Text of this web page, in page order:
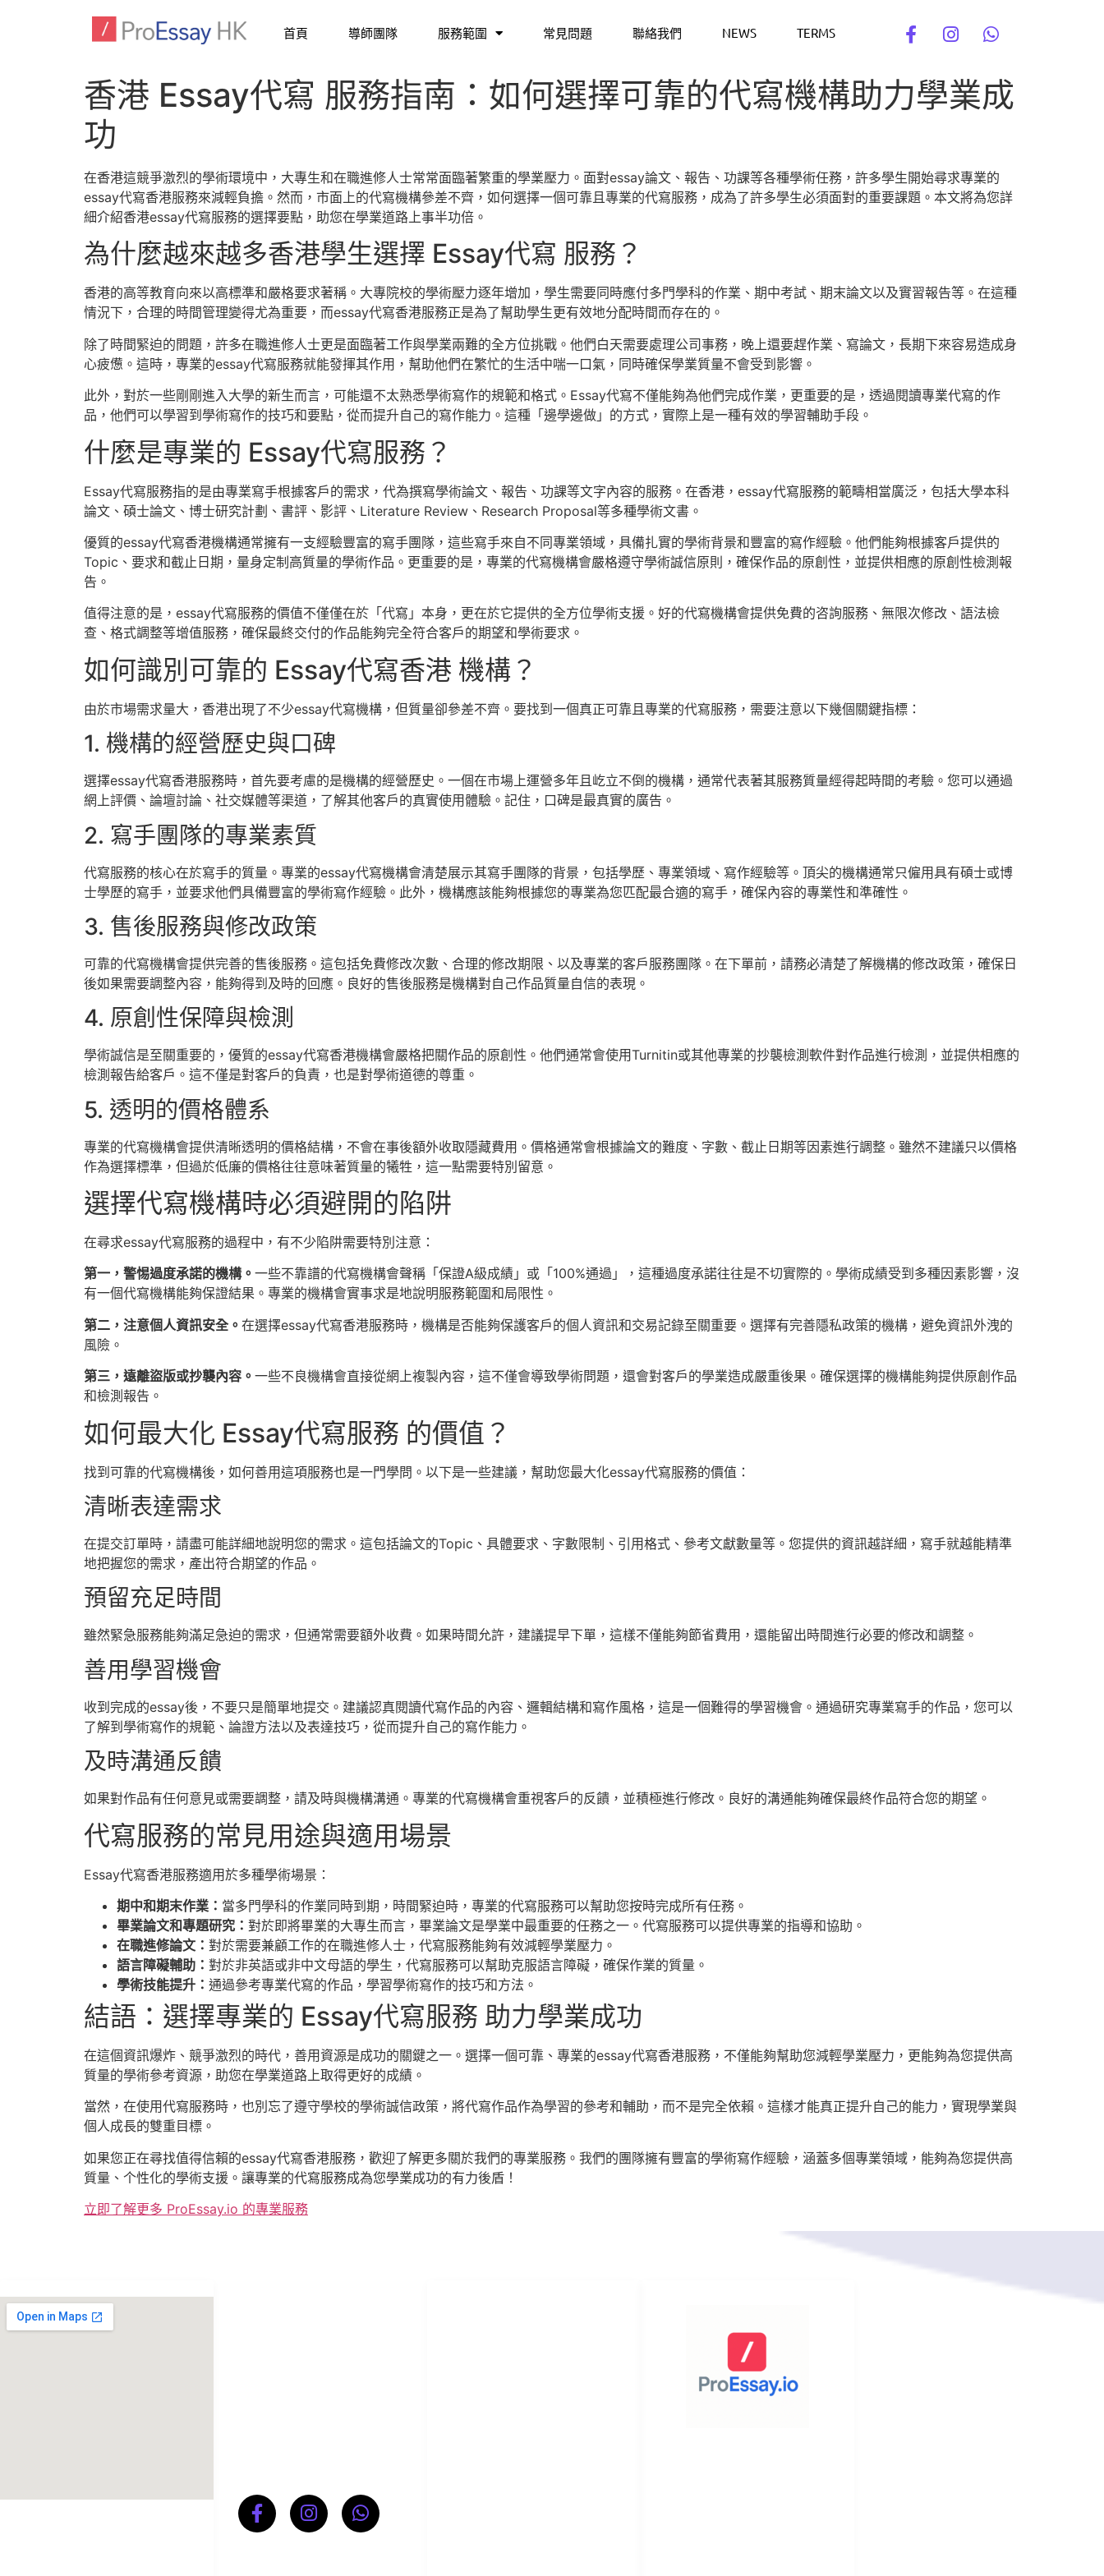
首頁 導師團隊 服務範圍 常見問題 聯絡我們 NEWS TERMS
香港 Essay代寫 服務指南：如何選擇可靠的代寫機構助力學業成
功
在香港這競爭激烈的學術環境中，大專生和在職進修人士常常面臨著繁重的學業壓力。面對essay論文、報告、功課等各種學術任務，許多學生開始尋求專業的
essay代寫香港服務來減輕負擔。然而，市面上的代寫機構參差不齊，如何選擇一個可靠且專業的代寫服務，成為了許多學生必須面對的重要課題。本文將為您詳
細介紹香港essay代寫服務的選擇要點，助您在學業道路上事半功倍。
為什麼越來越多香港學生選擇 Essay代寫 服務？
香港的高等教育向來以高標準和嚴格要求著稱。大專院校的學術壓力逐年增加，學生需要同時應付多門學科的作業、期中考試、期末論文以及實習報告等。在這種
情況下，合理的時間管理變得尤為重要，而essay代寫香港服務正是為了幫助學生更有效地分配時間而存在的。
除了時間緊迫的問題，許多在職進修人士更是面臨著工作與學業兩難的全方位挑戰。他們白天需要處理公司事務，晚上還要趕作業、寫論文，長期下來容易造成身
心疲憊。這時，專業的essay代寫服務就能發揮其作用，幫助他們在繁忙的生活中喘一口氣，同時確保學業質量不會受到影響。
此外，對於一些剛剛進入大學的新生而言，可能還不太熟悉學術寫作的規範和格式。Essay代寫不僅能夠為他們完成作業，更重要的是，透過閱讀專業代寫的作
品，他們可以學習到學術寫作的技巧和要點，從而提升自己的寫作能力。這種「邊學邊做」的方式，實際上是一種有效的學習輔助手段。
什麼是專業的 Essay代寫服務？
Essay代寫服務指的是由專業寫手根據客戶的需求，代為撰寫學術論文、報告、功課等文字內容的服務。在香港，essay代寫服務的範疇相當廣泛，包括大學本科
論文、碩士論文、博士研究計劃、書評、影評、Literature Review、Research Proposal等多種學術文書。
優質的essay代寫香港機構通常擁有一支經驗豐富的寫手團隊，這些寫手來自不同專業領域，具備扎實的學術背景和豐富的寫作經驗。他們能夠根據客戶提供的
Topic、要求和截止日期，量身定制高質量的學術作品。更重要的是，專業的代寫機構會嚴格遵守學術誠信原則，確保作品的原創性，並提供相應的原創性檢測報
告。
值得注意的是，essay代寫服務的價值不僅僅在於「代寫」本身，更在於它提供的全方位學術支援。好的代寫機構會提供免費的咨詢服務、無限次修改、語法檢
查、格式調整等增值服務，確保最終交付的作品能夠完全符合客戶的期望和學術要求。
如何識別可靠的 Essay代寫香港 機構？
由於市場需求量大，香港出現了不少essay代寫機構，但質量卻參差不齊。要找到一個真正可靠且專業的代寫服務，需要注意以下幾個關鍵指標：
1. 機構的經營歷史與口碑
選擇essay代寫香港服務時，首先要考慮的是機構的經營歷史。一個在市場上運營多年且屹立不倒的機構，通常代表著其服務質量經得起時間的考驗。您可以通過
網上評價、論壇討論、社交媒體等渠道，了解其他客戶的真實使用體驗。記住，口碑是最真實的廣告。
2. 寫手團隊的專業素質
代寫服務的核心在於寫手的質量。專業的essay代寫機構會清楚展示其寫手團隊的背景，包括學歷、專業領域、寫作經驗等。頂尖的機構通常只僱用具有碩士或博
士學歷的寫手，並要求他們具備豐富的學術寫作經驗。此外，機構應該能夠根據您的專業為您匹配最合適的寫手，確保內容的專業性和準確性。
3. 售後服務與修改政策
可靠的代寫機構會提供完善的售後服務。這包括免費修改次數、合理的修改期限、以及專業的客戶服務團隊。在下單前，請務必清楚了解機構的修改政策，確保日
後如果需要調整內容，能夠得到及時的回應。良好的售後服務是機構對自己作品質量自信的表現。
4. 原創性保障與檢測
學術誠信是至關重要的，優質的essay代寫香港機構會嚴格把關作品的原創性。他們通常會使用Turnitin或其他專業的抄襲檢測軟件對作品進行檢測，並提供相應的
檢測報告給客戶。這不僅是對客戶的負責，也是對學術道德的尊重。
5. 透明的價格體系
專業的代寫機構會提供清晰透明的價格結構，不會在事後額外收取隱藏費用。價格通常會根據論文的難度、字數、截止日期等因素進行調整。雖然不建議只以價格
作為選擇標準，但過於低廉的價格往往意味著質量的犧牲，這一點需要特別留意。
選擇代寫機構時必須避開的陷阱
在尋求essay代寫服務的過程中，有不少陷阱需要特別注意：
第一，警惕過度承諾的機構。 一些不靠譜的代寫機構會聲稱「保證A級成績」或「100%通過」，這種過度承諾往往是不切實際的。學術成績受到多種因素影響，沒
有一個代寫機構能夠保證結果。專業的機構會實事求是地說明服務範圍和局限性。
第二，注意個人資訊安全。 在選擇essay代寫香港服務時，機構是否能夠保護客戶的個人資訊和交易記錄至關重要。選擇有完善隱私政策的機構，避免資訊外洩的
風險。
第三，遠離盜版或抄襲內容。 一些不良機構會直接從網上複製內容，這不僅會導致學術問題，還會對客戶的學業造成嚴重後果。確保選擇的機構能夠提供原創作品
和檢測報告。
如何最大化 Essay代寫服務 的價值？
找到可靠的代寫機構後，如何善用這項服務也是一門學問。以下是一些建議，幫助您最大化essay代寫服務的價值：
清晰表達需求
在提交訂單時，請盡可能詳細地說明您的需求。這包括論文的Topic、具體要求、字數限制、引用格式、參考文獻數量等。您提供的資訊越詳細，寫手就越能精準
地把握您的需求，產出符合期望的作品。
預留充足時間
雖然緊急服務能夠滿足急迫的需求，但通常需要額外收費。如果時間允許，建議提早下單，這樣不僅能夠節省費用，還能留出時間進行必要的修改和調整。
善用學習機會
收到完成的essay後，不要只是簡單地提交。建議認真閱讀代寫作品的內容、邏輯結構和寫作風格，這是一個難得的學習機會。通過研究專業寫手的作品，您可以
了解到學術寫作的規範、論證方法以及表達技巧，從而提升自己的寫作能力。
及時溝通反饋
如果對作品有任何意見或需要調整，請及時與機構溝通。專業的代寫機構會重視客戶的反饋，並積極進行修改。良好的溝通能夠確保最終作品符合您的期望。
代寫服務的常見用途與適用場景
Essay代寫香港服務適用於多種學術場景：
期中和期末作業： 當多門學科的作業同時到期，時間緊迫時，專業的代寫服務可以幫助您按時完成所有任務。
畢業論文和專題研究： 對於即將畢業的大專生而言，畢業論文是學業中最重要的任務之一。代寫服務可以提供專業的指導和協助。
在職進修論文： 對於需要兼顧工作的在職進修人士，代寫服務能夠有效減輕學業壓力。
語言障礙輔助： 對於非英語或非中文母語的學生，代寫服務可以幫助克服語言障礙，確保作業的質量。
學術技能提升： 通過參考專業代寫的作品，學習學術寫作的技巧和方法。
結語：選擇專業的 Essay代寫服務 助力學業成功
在這個資訊爆炸、競爭激烈的時代，善用資源是成功的關鍵之一。選擇一個可靠、專業的essay代寫香港服務，不僅能夠幫助您減輕學業壓力，更能夠為您提供高
質量的學術參考資源，助您在學業道路上取得更好的成績。
當然，在使用代寫服務時，也別忘了遵守學校的學術誠信政策，將代寫作品作為學習的參考和輔助，而不是完全依賴。這樣才能真正提升自己的能力，實現學業與
個人成長的雙重目標。
如果您正在尋找值得信賴的essay代寫香港服務，歡迎了解更多關於我們的專業服務。我們的團隊擁有豐富的學術寫作經驗，涵蓋多個專業領域，能夠為您提供高
質量、个性化的學術支援。讓專業的代寫服務成為您學業成功的有力後盾！
立即了解更多 ProEssay.io 的專業服務